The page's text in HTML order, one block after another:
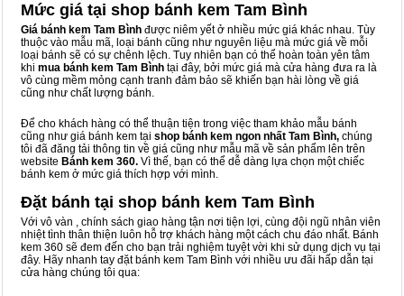
Mức giá tại shop bánh kem Tam Bình
Giá bánh kem Tam Bình được niêm yết ở nhiều mức giá khác nhau. Tùy
thuộc vào mẫu mã, loại bánh cũng như nguyên liệu mà mức giá về mỗi
loại bánh sẽ có sự chênh lệch. Tuy nhiên bạn có thể hoàn toàn yên tâm
khi mua bánh kem Tam Bình tại đây, bởi mức giá mà cửa hàng đưa ra là
vô cùng mềm mỏng cạnh tranh đảm bảo sẽ khiến bạn hài lòng về giá
cũng như chất lượng bánh.
Để cho khách hàng có thể thuận tiện trong việc tham khảo mẫu bánh
cũng như giá bánh kem tại shop bánh kem ngon nhất Tam Bình, chúng
tôi đã đăng tải thông tin về giá cũng như mẫu mã về sản phẩm lên trên
website Bánh kem 360. Vì thế, bạn có thể dễ dàng lựa chọn một chiếc
bánh kem ở mức giá thích hợp với mình.
Đặt bánh tại shop bánh kem Tam Bình
Với vô vàn , chính sách giao hàng tận nơi tiện lợi, cùng đội ngũ nhân viên
nhiệt tình thân thiện luôn hỗ trợ khách hàng một cách chu đáo nhất. Bánh
kem 360 sẽ đem đến cho bạn trải nghiệm tuyệt vời khi sử dụng dịch vụ tại
đây. Hãy nhanh tay đặt bánh kem Tam Bình với nhiều ưu đãi hấp dẫn tại
cửa hàng chúng tôi qua: